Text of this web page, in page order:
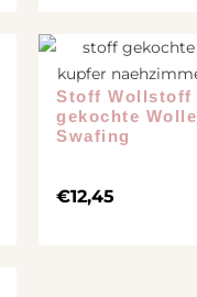
Stoff Wollstoff
gekochte
Swafing
€12,45